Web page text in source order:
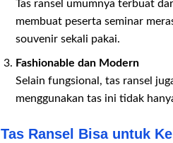
Tas ransel umumnya terbuat
membuat peserta seminar
souvenir sekali pakai.
Fashionable dan Modern
Selain fungsional, tas ransel
menggunakan tas ini tidak
Tas Ransel Bisa untuk